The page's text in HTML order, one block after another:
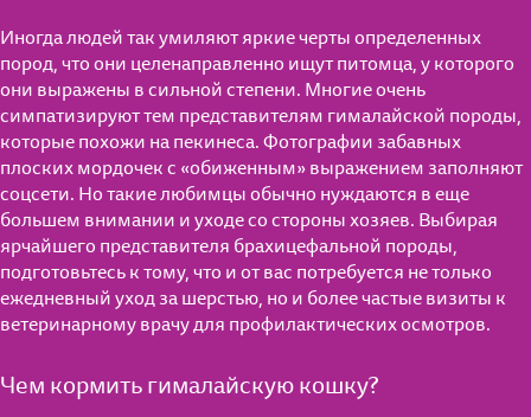
Иногда людей так умиляют яркие черты определенных
пород, что они целенаправленно ищут питомца, у которого
они выражены в сильной степени. Многие очень
симпатизируют тем представителям гималайской породы,
которые похожи на пекинеса. Фотографии забавных
плоских мордочек с «обиженным» выражением заполняют
соцсети. Но такие любимцы обычно нуждаются в еще
большем внимании и уходе со стороны хозяев. Выбирая
ярчайшего представителя брахицефальной породы,
подготовьтесь к тому, что и от вас потребуется не только
ежедневный уход за шерстью, но и более частые визиты к
ветеринарному врачу для профилактических осмотров.
Чем кормить гималайскую кошку?